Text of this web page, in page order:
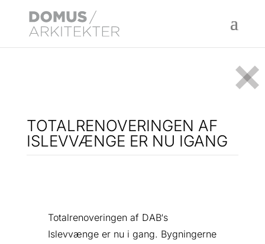
TOTALRENOVERINGEN AF
ISLEVVÆNGE ER NU IGANG
Totalrenoveringen af DAB‘s
Islevvænge er nu i gang. Bygningerne